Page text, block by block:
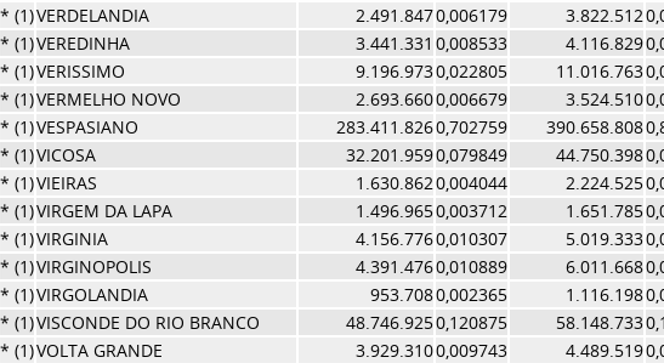
* (1)VERDELANDIA 2.491.8470,006179 3.822.512
* (1)VEREDINHA 3.441.331 0,008533 4.116.829
* (1)VERISSIMO 9.196.9730,022805 11.016.763
* (1)VERMELHO NOVO 2.693.6600,006679 3.524.510
* (1)VESPASIANO 283.411.8260,702759 390.658.808
* (1)VICOSA 32.201.9590,079849 44.750.398
* (1)VIEIRAS 1.630.8620,004044 2.224.525
* (1)VIRGEM DA LAPA 1.496.9650,003712 1.651.785
* (1)VIRGINIA 4.156.7760,010307 5.019.333
* (1)VIRGINOPOLIS 4.391.4760,010889 6.011.668
* (1)VIRGOLANDIA 953.7080,002365 1.116.198
* (1)VISCONDE DO RIO BRANCO 48.746.9250,120875 58.148.733
* (1)VOLTA GRANDE 3.929.3100,009743 4.489.519